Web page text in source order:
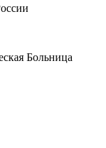
Больница